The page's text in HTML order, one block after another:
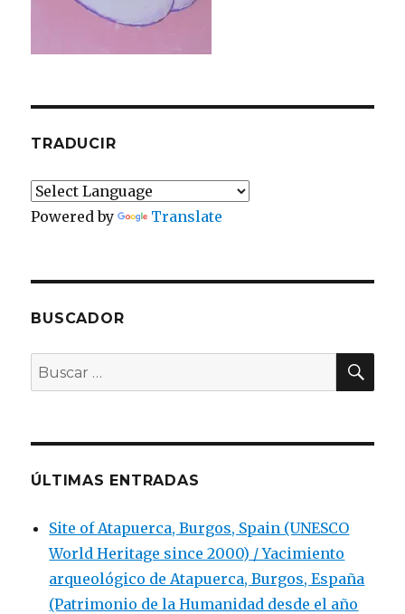
TRADUCIR
Powered by Translate
BUSCADOR
Buscar
por:
ÚLTIMAS ENTRADAS
Site of Atapuerca, Burgos, Spain (UNESCO
World Heritage since 2000) / Yacimiento
arqueológico de Atapuerca, Burgos, España
(Patrimonio de la Humanidad desde el año